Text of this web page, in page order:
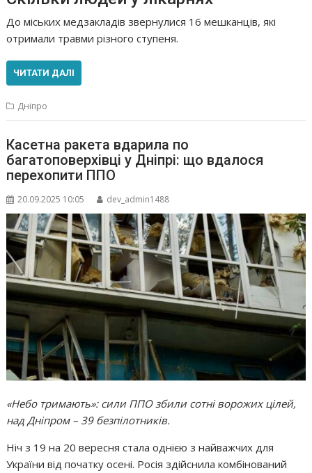
До міських медзакладів звернулися 16 мешканців, які
отримали травми різного ступеня.
ЧИТАТИ ДАЛІ
Дніпро
Касетна ракета вдарила по
багатоповерхівці у Дніпрі: що вдалося
перехопити ППО
20.09.2025 10:05 dev_admin1488
«Небо тримають»: сили ППО збили сотні ворожих цілей,
над Дніпром – 39 безпілотників.
Ніч з 19 на 20 вересня стала однією з найважчих для
України від початку осені. Росія здійснила комбінований